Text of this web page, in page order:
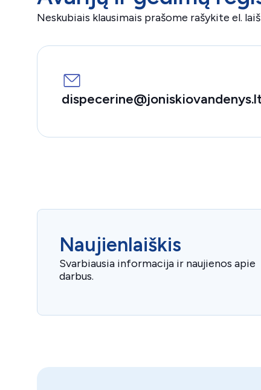
Neskubiais klausimais prašome rašykite el.
Naujienlaiškis
Svarbiausia informacija ir naujienos apie
darbus.